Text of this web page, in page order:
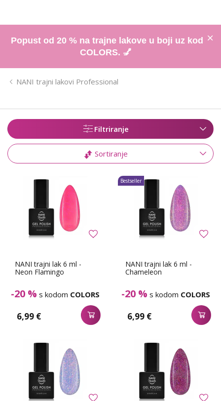
Popust od 20 % na trajne lakove u boji uz kod
COLORS. 💅
NANI trajni lakovi Professional
Filtriranje
Sortiranje
NANI trajni lak 6 ml -
Neon Flamingo
-20 % s kodom COLORS
6,99 €
NANI trajni lak 6 ml -
Chameleon
-20 % s kodom COLORS
6,99 €
Bestseller